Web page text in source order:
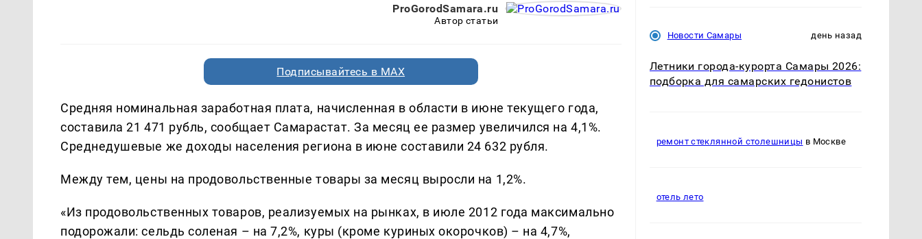
ProGorodSamara.ru
Автор статьи
Подписывайтесь в MAX
Средняя номинальная заработная плата, начисленная в области в июне текущего года,
составила 21 471 рубль, сообщает Самарастат. За месяц ее размер увеличился на 4,1%.
Среднедушевые же доходы населения региона в июне составили 24 632 рубля.
Между тем, цены на продовольственные товары за месяц выросли на 1,2%.
«Из продовольственных товаров, реализуемых на рынках, в июле 2012 года максимально
подорожали: сельдь соленая – на 7,2%, куры (кроме куриных окорочков) – на 4,7%,
Новости Самары день назад
Летники города-курорта Самары 2026:
подборка для самарских гедонистов
ремонт стеклянной столешницы в Москве
отель лето